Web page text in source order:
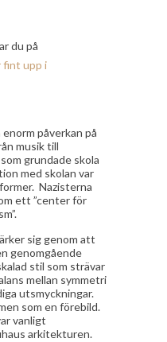
du på
fint upp i
påverkan på
musik till
grundade skola
med skolan var
Nazisterna
ett ”center för
sig genom att
genomgående
stil som strävar
mellan symmetri
utsmyckningar.
som en förebild.
vanligt
arkitekturen.